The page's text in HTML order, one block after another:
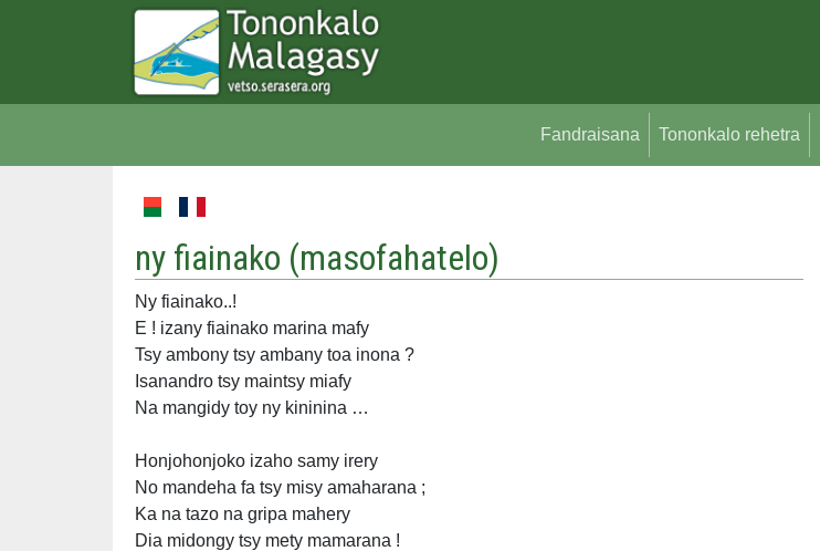
Fandraisana Tononkalo rehetra
ny fiainako (masofahatelo)
Ny fiainako..!
E ! izany fiainako marina mafy
Tsy ambony tsy ambany toa inona ?
Isanandro tsy maintsy miafy
Na mangidy toy ny kininina …
Honjohonjoko izaho samy irery
No mandeha fa tsy misy amaharana ;
Ka na tazo na gripa mahery
Dia midongy tsy mety mamarana !